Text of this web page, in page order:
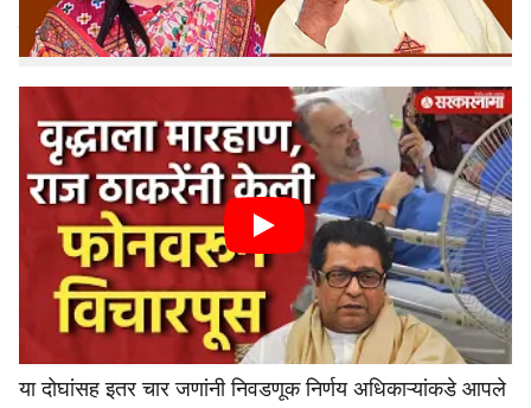
खळबळ उडाली.
या दोघांसह इतर चार जणांनी निवडणूक निर्णय अधिकाऱ्यांकडे आपले